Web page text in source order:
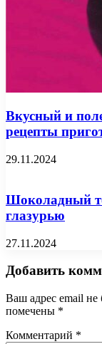
Вкусный и
рецепты
29.11.2024
Шоколадный
глазурью
27.11.2024
Добавить
Ваш адрес email не
помечены *
Комментарий *